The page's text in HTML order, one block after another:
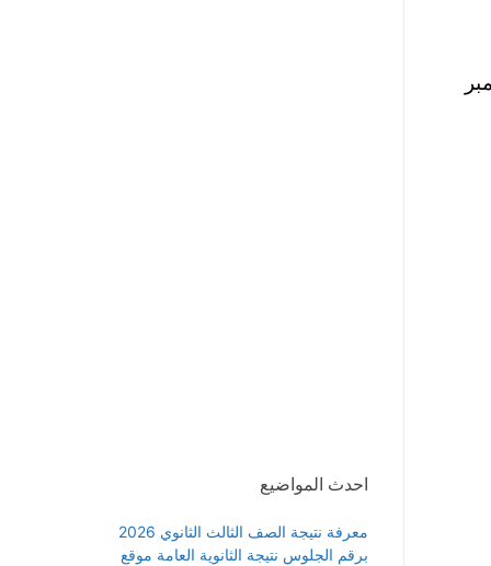
احدث المواضيع
معرفة نتيجة الصف الثالث الثانوي 2026
برقم الجلوس نتيجة الثانوية العامة موقع